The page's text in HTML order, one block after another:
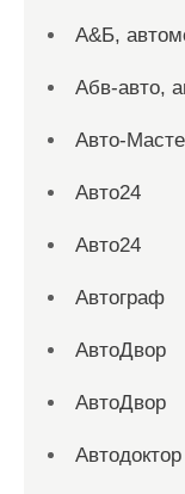
А&Б,
Абв-авто,
Авто-
Авто24
Авто24
Автограф
АвтоДвор
АвтоДвор
Автодоктор